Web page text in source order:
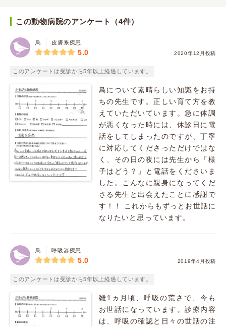
この動物病院のアンケート（4件）
鳥 皮膚系疾患
2020年12月投稿
5.0
このアンケートは受診から5年以上経過しています。
鳥について素晴らしい知識をお持
ちの先生です。正しい育て方を教
えていただいています。急に体調
が悪くなった時には、休診日に電
話をしてしまったのですが、丁寧
に対応してくださっただけではな
く、その日の夜には先生から「様
子はどう？」と電話をくださいま
した。こんなに親身になってくだ
さる先生と出会えたことに感謝で
す！！ これからもずっとお世話に
なりたいと思っています。
鳥 呼吸器疾患
2019年4月投稿
5.0
このアンケートは受診から5年以上経過しています。
雛1ヵ月頃、呼吸の荒さで、今も
お世話になっています。診療内容
は、呼吸の確認と日々の世話の注